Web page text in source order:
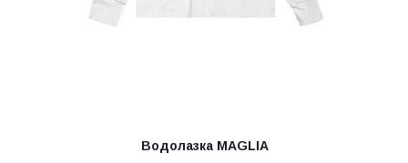
Водолазка MAGLIA